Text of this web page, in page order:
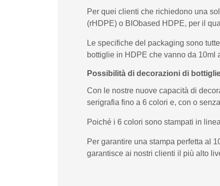
Per quei clienti che richiedono una
(rHDPE) o BIObased HDPE, per il
Le specifiche del packaging sono
bottiglie in HDPE che vanno da 10ml
Possibilità di decorazioni di
Con le nostre nuove capacità di
serigrafia fino a 6 colori e, con o
Poiché i 6 colori sono stampati in
Per garantire una stampa perfetta al
garantisce ai nostri clienti il ​​più alto